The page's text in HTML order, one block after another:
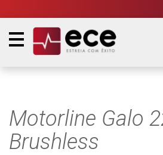
Motorline Galo
Brushless